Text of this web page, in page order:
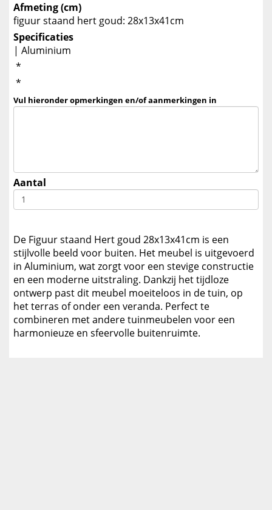
Afmeting (cm)
figuur staand hert goud: 28x13x41cm
Specificaties
| Aluminium
*
*
Vul hieronder opmerkingen en/of aanmerkingen in
Aantal
De Figuur staand Hert goud 28x13x41cm is een
stijlvolle beeld voor buiten. Het meubel is uitgevoerd
in Aluminium, wat zorgt voor een stevige constructie
en een moderne uitstraling. Dankzij het tijdloze
ontwerp past dit meubel moeiteloos in de tuin, op
het terras of onder een veranda. Perfect te
combineren met andere tuinmeubelen voor een
harmonieuze en sfeervolle buitenruimte.